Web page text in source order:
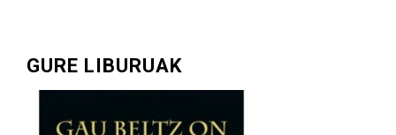
GURE LIBURUAK